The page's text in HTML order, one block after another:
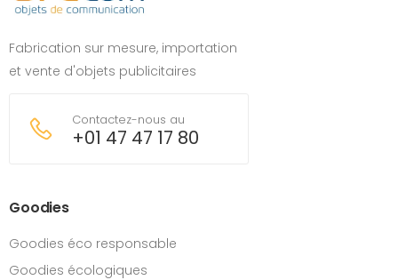
Fabrication sur mesure, importation
et vente d'objets publicitaires
Contactez-nous au
+01 47 47 17 80
Goodies
Goodies éco responsable
Goodies écologiques